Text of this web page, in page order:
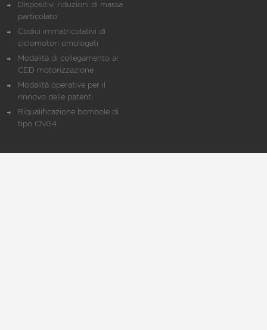
Dispositivi riduzioni di massa
particolato
Codici immatricolativi di
ciclomotori omologati
Modalità di collegamento al
CED motorizzazione
Modalità operative per il
rinnovo delle patenti
Riqualificazione bombole di
tipo CNG4